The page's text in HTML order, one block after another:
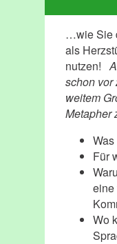
…wie Sie
als
nutzen!
schon vor
weitem
Metapher
Für
Wo